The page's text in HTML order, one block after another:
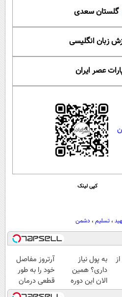
گلستان سعدی
زبان انگلیسی
عصر ایران
کپی لینک
، تسلیم ، دشمن
به پول نیاز
داری؟ همین
الان این دوره
رایگان رو شرکت
آرتروز مفاصل
خود را به طور
قطعی درمان
کنید!